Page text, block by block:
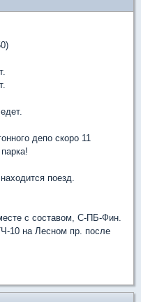
депо скоро 11
поезд.
с составом, С-ПБ-Фин.
10 на Лесном пр. после